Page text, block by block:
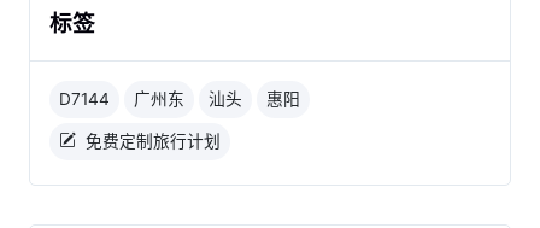
标签
D7144 广州东 汕头 惠阳
免费定制旅行计划